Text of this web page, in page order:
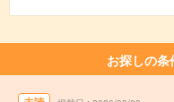
お探しの